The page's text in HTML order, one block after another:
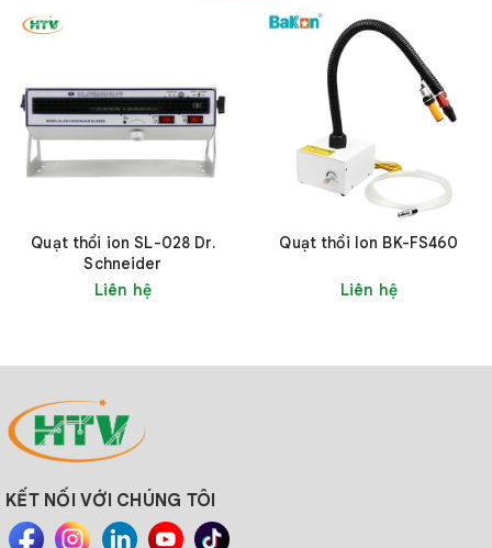
3. HTV Việt Nam
Công ty Cổ phần Công nghiệp và Thương mại HTV Việt Nam
là đơn vị cung cấp Quạt thổi ion 1 cửa BAKON BK-5600
Quạt thổi ion SL-028 Dr.
Schneider
Liên hệ
Quạt thổi Ion BK-FS460
Liên hệ
KẾT NỐI VỚI CHÚNG TÔI